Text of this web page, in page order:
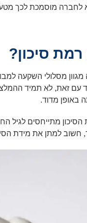
לחברה מוסמכת לכך
רמת סיכון?
מסלולי השקעה
עם זאת, לא תמיד
באופן מדוד.
מתייחסים לגיל
חשוב למתן את מידת